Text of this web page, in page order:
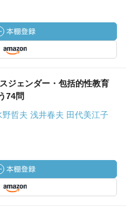
ジェンダー・包括的性教育
74問
哲夫 浅井春夫 田代美江子